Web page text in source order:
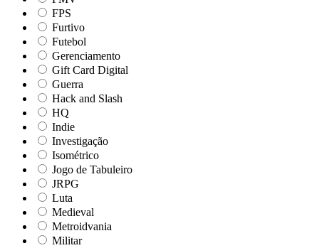
FPS
Furtivo
Futebol
Gerenciamento
Gift Card Digital
Guerra
Hack and Slash
HQ
Indie
Investigação
Isométrico
Jogo de Tabuleiro
JRPG
Luta
Medieval
Metroidvania
Militar